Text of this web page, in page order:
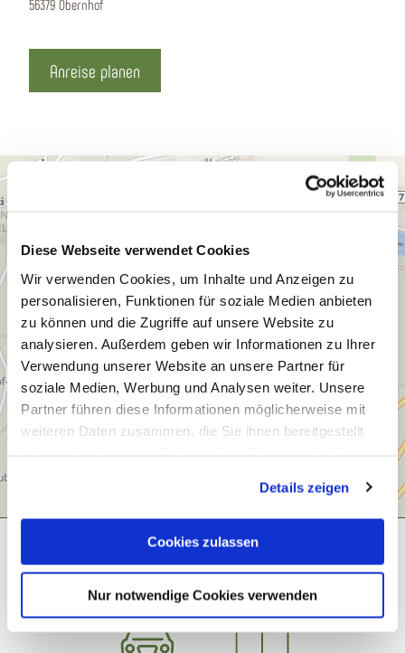
Diese Webseite verwendet Cookies
Wir verwenden Cookies, um Inhalte und Anzeigen zu
personalisieren, Funktionen für soziale Medien anbieten
zu können und die Zugriffe auf unsere Website zu
analysieren. Außerdem geben wir Informationen zu Ihrer
Verwendung unserer Website an unsere Partner für
soziale Medien, Werbung und Analysen weiter. Unsere
Partner führen diese Informationen möglicherweise mit
weiteren Daten zusammen, die Sie ihnen bereitgestellt
Cookies, wenn Sie unsere Webseite weiterhin nutzen.
Details zeigen
Cookies zulassen
Nur notwendige Cookies verwenden
56379 Obernhof
Anreise planen
Was möchtest du als nächstes tun?